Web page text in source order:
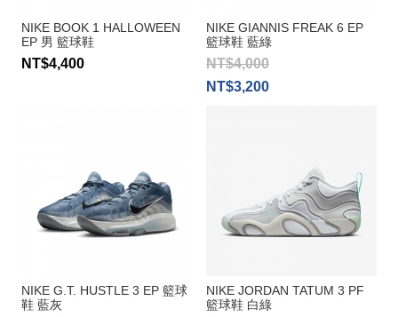
NIKE BOOK 1 HALLOWEEN
EP 男 籃球鞋
NT$4,400
NIKE GIANNIS FREAK 6 EP
籃球鞋 藍綠
NT$4,000
NT$3,200
NIKE G.T. HUSTLE 3 EP 籃球
鞋 藍灰
NIKE JORDAN TATUM 3 PF
籃球鞋 白綠